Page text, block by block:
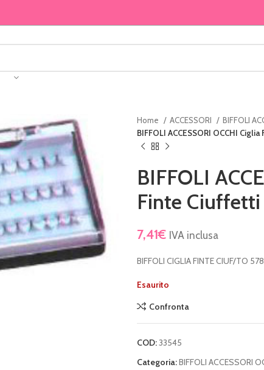
Home ACCESSORI
BIFFOLI
BIFFOLI ACCESSORI OCCHI
BIFFOLI
Finte
7,41€ IVA inclusa
BIFFOLI CIGLIA FINTE CIUF/TO 578
Esaurito
Confronta
COD:33545
Categoria:BIFFOLI ACCESSORI